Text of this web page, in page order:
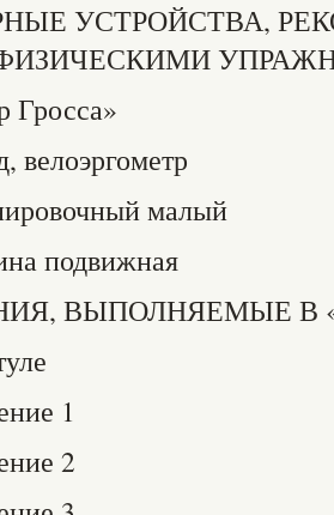
УСТРОЙСТВА,
Гросса»
велоэргометр
малый
подвижная
ВЫПОЛНЯЕМЫЕ В
1
2